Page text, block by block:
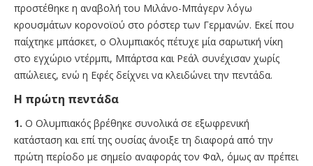
προστέθηκε η αναβολή του Μιλάνο-Μπάγερν λόγω
κρουσμάτων κορονοϊού στο ρόστερ των Γερμανών. Εκεί που
παίχτηκε μπάσκετ, ο Ολυμπιακός πέτυχε μία σαρωτική νίκη
στο εγχώριο ντέρμπι, Μπάρτσα και Ρεάλ συνέχισαν χωρίς
απώλειες, ενώ η Εφές δείχνει να κλειδώνει την πεντάδα.
Η πρώτη πεντάδα
1. Ο Ολυμπιακός βρέθηκε συνολικά σε εξωφρενική
κατάσταση και επί της ουσίας άνοιξε τη διαφορά από την
πρώτη περίοδο με σημείο αναφοράς τον Φαλ, όμως αν πρέπει